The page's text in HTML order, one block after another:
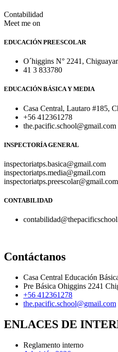
Contabilidad
Meet me on
EDUCACIÓN PREESCOLAR
O´higgins N° 2241,
41 3 833780
EDUCACIÓN BÁSICA Y MEDIA
Casa Central, Lautaro #185,
+56 412361278
the.pacific.school@gmail.com
INSPECTORÍA GENERAL
inspectoriatps.basica@gmail.com
inspectoriatps.media@gmail.com
inspectoriatps.preescolar@gmail.com
CONTABILIDAD
Contáctanos
Casa Central Educación
Pre Básica Ohiggins 2241
+56 412361278
the.pacific.school@gmail.com
ENLACES DE
Reglamento interno